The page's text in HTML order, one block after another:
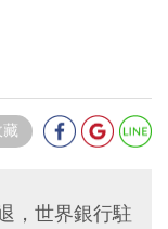
，世界銀行駐